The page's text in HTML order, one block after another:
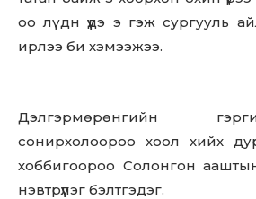
оо лү дн үүдэ э гэж сургууль
ирлээ би хэмээжээ.
Дэлгэрмөрөнгийн
сонирхолоороо хоол хийх
хоббигоороо Солонгон
нэвтрүүлэг бэлтгэдэг.